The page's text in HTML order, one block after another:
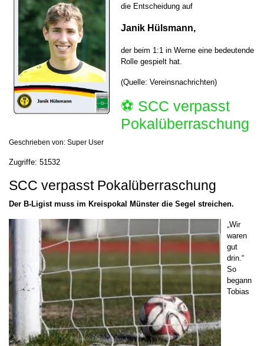
die Entscheidung auf
Janik Hülsmann,
der beim 1:1 in Werne eine bedeutende
Rolle gespielt hat.
(Quelle: Vereinsnachrichten)
⚽️ SCC verpasst
Pokalüberraschung
Geschrieben von: Super User
Zugriffe: 51532
SCC verpasst Pokalüberraschung
Der B-Ligist muss im Kreispokal Münster die Segel streichen.
„Wir
waren
gut
drin.“
So
begann
Tobias